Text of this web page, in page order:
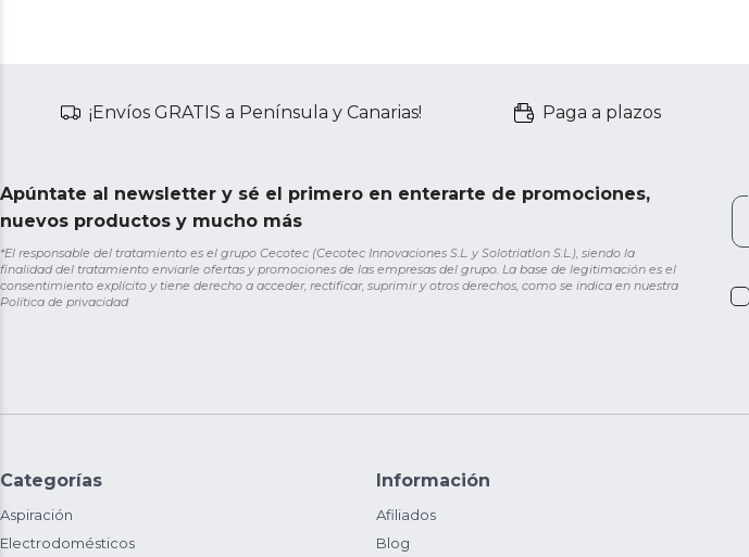
¡Envíos GRATIS a Península y Canarias! Paga a plazos
Apúntate al newsletter y sé el primero en enterarte de promociones,
nuevos productos y mucho más
*El responsable del tratamiento es el grupo Cecotec (Cecotec Innovaciones S.L. y Solotriatlon S.L.), siendo la
finalidad del tratamiento enviarle ofertas y promociones de las empresas del grupo. La base de legitimación es el
consentimiento explícito y tiene derecho a acceder, rectificar, suprimir y otros derechos, como se indica en nuestra
Política de privacidad
Categorías
Aspiración
Electrodomésticos
Información
Afiliados
Blog